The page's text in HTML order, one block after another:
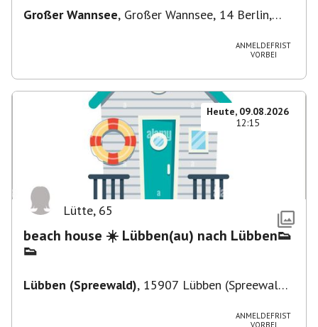
Großer Wannsee, Großer Wannsee, 14 Berlin,
ANMELDEFRIST
VORBEI
Heute, 09.08.2026
12:15
Lütte, 65
beach house ☀️ Lübben(au) nach Lübben👟
👟
Lübben (Spreewald), 15907 Lübben (Spreewald),
ANMELDEFRIST
VORBEI